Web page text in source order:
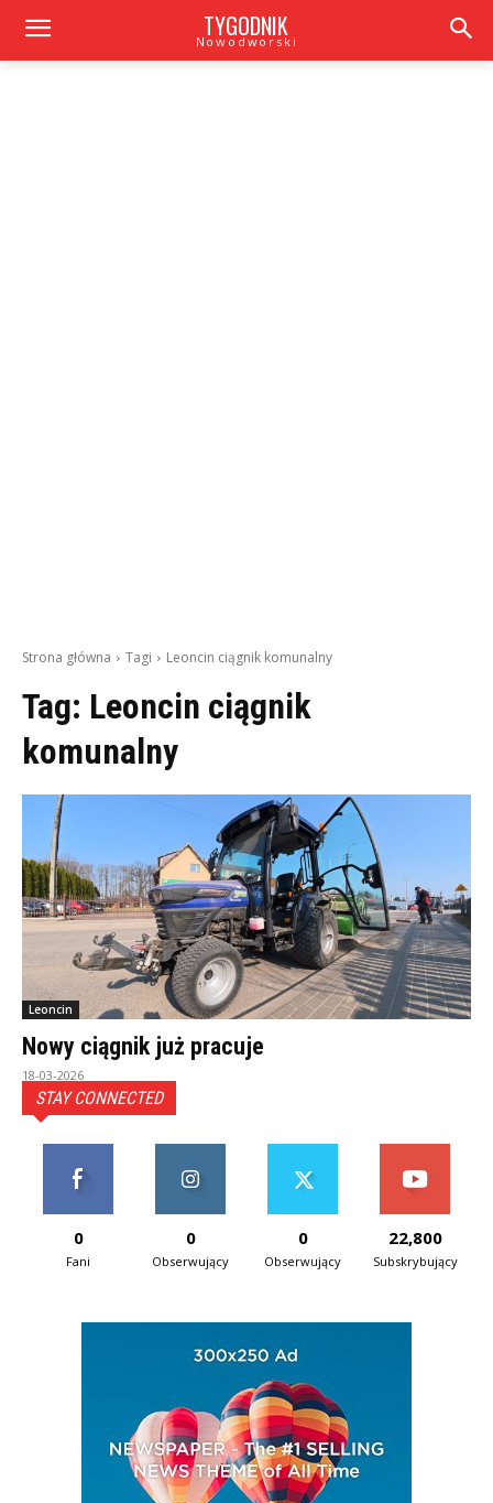
TYGODNIK
Nowodworski
Strona główna Tagi Leoncin ciągnik komunalny
Tag: Leoncin ciągnik
komunalny
Leoncin
Nowy ciągnik już pracuje
18-03-2026
STAY CONNECTED
0
Fani
0
Obserwujący
0
Obserwujący
22,800
Subskrybujący